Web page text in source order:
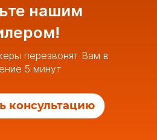
нашим
перезвонят Вам в
5 минут
консультацию